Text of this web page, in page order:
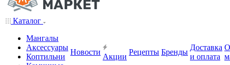
Каталог
Мангалы
Аксессуары
Коптильни
Новости
Акции
Рецепты Бренды
Доставка
и оплата
О